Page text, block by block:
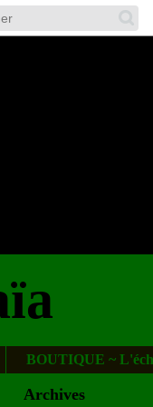
Archives